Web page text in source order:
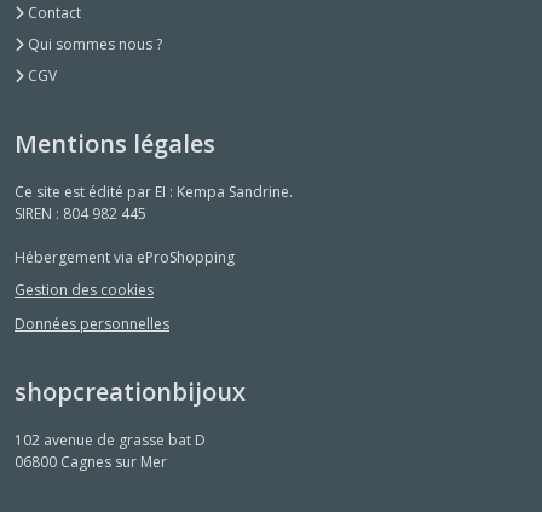
Contact
Qui sommes nous ?
CGV
Mentions légales
Ce site est édité par EI : Kempa Sandrine.
SIREN : 804 982 445
Hébergement via eProShopping
Gestion des cookies
Données personnelles
shopcreationbijoux
102 avenue de grasse bat D
06800 Cagnes sur Mer